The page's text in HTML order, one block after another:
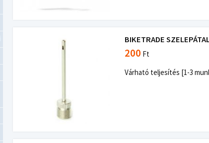
BIKETRADE
200 Ft
Várható teljesítés [1-3